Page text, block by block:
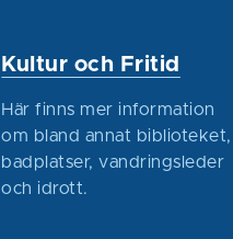
Kultur och Fritid
Här finns mer information
om bland annat biblioteket,
badplatser, vandringsleder
och idrott.